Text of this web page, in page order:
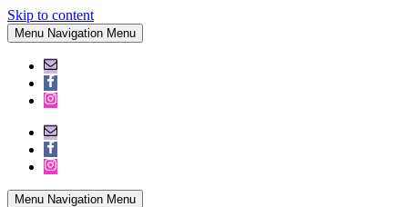
Skip to content
Menu Navigation Menu
Menu Navigation Menu